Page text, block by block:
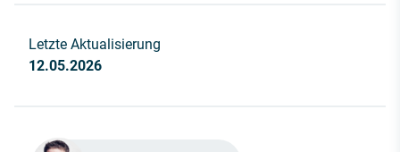
Letzte Aktualisierung
12.05.2026